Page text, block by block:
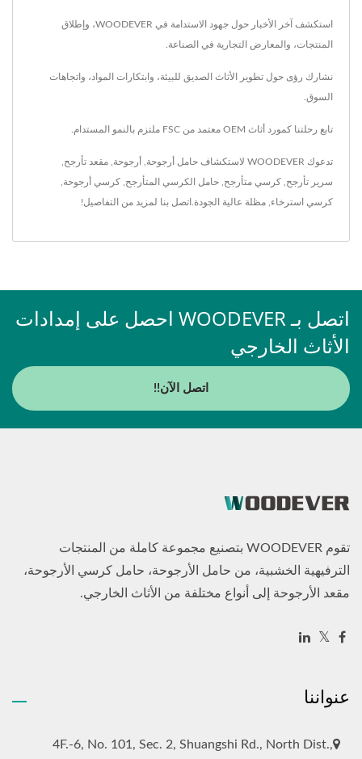
استكشف آخر الأخبار حول جهود الاستدامة في WOODEVER، وإطلاق
المنتجات، والمعارض التجارية في الصناعة.
نشارك رؤى حول تطوير الأثاث الصديق للبيئة، وابتكارات المواد، واتجاهات
السوق.
تابع رحلتنا كمورد أثاث OEM معتمد من FSC ملتزم بالنمو المستدام.
تدعوك WOODEVER لاستكشاف حامل أرجوحة أرجوحة مقعد تأرجح
سرير تأرجح كرسي متأرجح حامل الكرسي المتأرجح كرسي أرجوحة
كرسي استرخاء مظلة عالية الجودة. اتصل بنا لمزيد من التفاصيل!
اتصل بـ WOODEVER احصل على إمدادات
الأثاث الخارجي
اتصل الآن!!
تقوم WOODEVER بتصنيع مجموعة كاملة من المنتجات
الترفيهية الخشبية، من حامل الأرجوحة، حامل كرسي الأرجوحة،
مقعد الأرجوحة إلى أنواع مختلفة من الأثاث الخارجي.
عنواننا
4F.-6, No. 101, Sec. 2, Shuangshi Rd., North Dist.,